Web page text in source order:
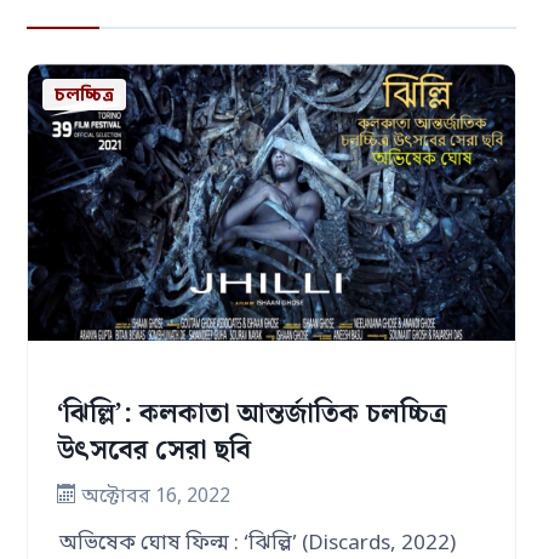
চলচ্চিত্র
‘ঝিল্লি’: কলকাতা আন্তর্জাতিক চলচ্চিত্র
উৎসবের সেরা ছবি
অক্টোবর 16, 2022
অভিষেক ঘোষ ফিল্ম : ‘ঝিল্লি’ (Discards, 2022)